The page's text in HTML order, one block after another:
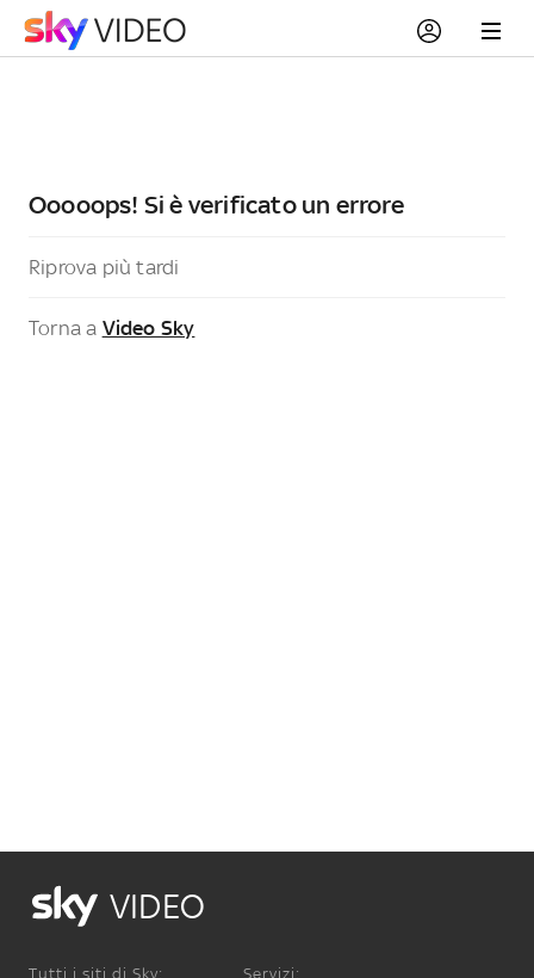
Ooooops! Si è verificato un errore
Riprova più tardi
Torna a Video Sky
VIDEO
Tutti i siti di Sky: Servizi: